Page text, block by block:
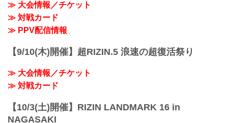
≫ 大会情報／チケット
≫ 対戦カード
≫ PPV配信情報
【9/10(木)開催】超RIZIN.5 浪速の超復活祭り
≫ 大会情報／チケット
≫ 対戦カード
【10/3(土)開催】RIZIN LANDMARK 16 in
NAGASAKI